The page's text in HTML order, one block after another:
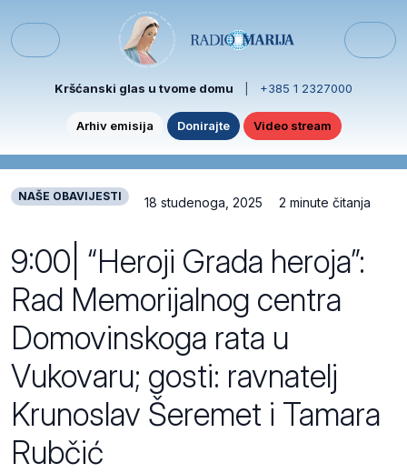
Menu
Kršćanski glas u tvome domu +385 1 2327000
Arhiv emisija Donirajte Video stream
NAŠE OBAVIJESTI 18 studenoga, 2025 2 minute čitanja
9:00| “Heroji Grada heroja”:
Rad Memorijalnog centra
Domovinskoga rata u
Vukovaru; gosti: ravnatelj
Krunoslav Šeremet i Tamara
Rubčić